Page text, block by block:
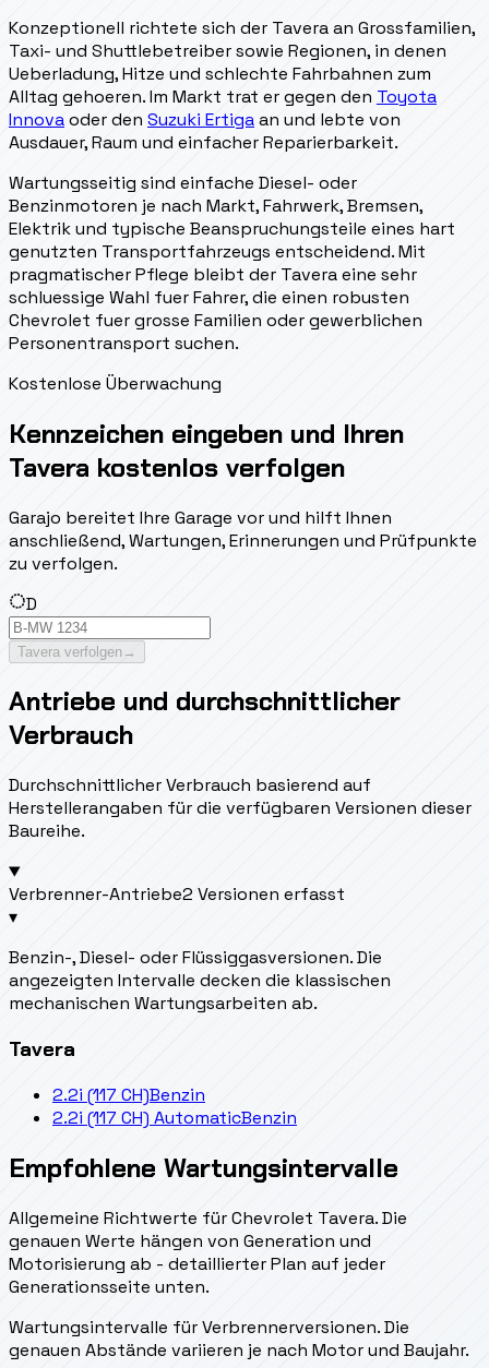
Konzeptionell richtete sich der Tavera an Grossfamilien,
Taxi- und Shuttlebetreiber sowie Regionen, in denen
Ueberladung, Hitze und schlechte Fahrbahnen zum
Alltag gehoeren. Im Markt trat er gegen den Toyota
Innovaoder den Suzuki Ertigaan und lebte von
Ausdauer, Raum und einfacher Reparierbarkeit.
Wartungsseitig sind einfache Diesel- oder
Benzinmotoren je nach Markt, Fahrwerk, Bremsen,
Elektrik und typische Beanspruchungsteile eines hart
genutzten Transportfahrzeugs entscheidend. Mit
pragmatischer Pflege bleibt der Tavera eine sehr
schluessige Wahl fuer Fahrer, die einen robusten
Chevrolet fuer grosse Familien oder gewerblichen
Personentransport suchen.
Kostenlose Überwachung
Kennzeichen eingeben und Ihren
Tavera kostenlos verfolgen
Garajo bereitet Ihre Garage vor und hilft Ihnen
anschließend, Wartungen, Erinnerungen und Prüfpunkte
zu verfolgen.
D
Tavera verfolgen→
Antriebe und durchschnittlicher
Verbrauch
Durchschnittlicher Verbrauch basierend auf
Herstellerangaben für die verfügbaren Versionen dieser
Baureihe.
Verbrenner-Antriebe2 Versionen erfasst
▾
Benzin-, Diesel- oder Flüssiggasversionen. Die
angezeigten Intervalle decken die klassischen
mechanischen Wartungsarbeiten ab.
Tavera
2.2i (117 CH)Benzin
2.2i (117 CH) AutomaticBenzin
Empfohlene Wartungsintervalle
Allgemeine Richtwerte für Chevrolet Tavera. Die
genauen Werte hängen von Generation und
Motorisierung ab - detaillierter Plan auf jeder
Generationsseite unten.
Wartungsintervalle für Verbrennerversionen. Die
genauen Abstände variieren je nach Motor und Baujahr.